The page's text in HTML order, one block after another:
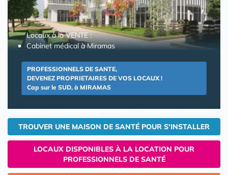
Locaux à la VENTE :
Cabinet médical à Miramas
PROFESSIONNELS DE SANTE,
DEVENEZ PROPRIETAIRES DE VOS LOCAUX !
Cap sur le SUD, à MIRAMAS
TROUVER UNE MAISON DE SANTÉ POUR S'INSTALLER
LOCAUX DISPONIBLES À LA LOCATION POUR
PROFESSIONNELS DE SANTÉ